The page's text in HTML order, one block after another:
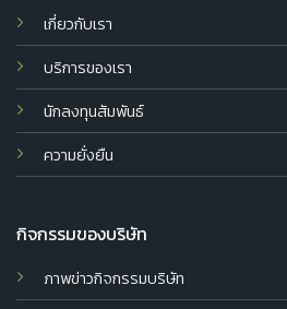
เกี่ยวกับเรา
บริการของเรา
นักลงทุนสัมพันธ์
ความยั่งยืน
กิจกรรมของบริษัท
ภาพข่าวกิจกรรมบริษัท